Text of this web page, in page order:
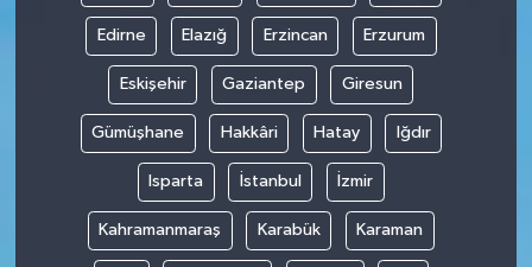
Edirne Elazığ Erzincan Erzurum
Eskişehir Gaziantep Giresun
Gümüşhane Hakkâri Hatay Iğdır
Isparta İstanbul İzmir
Kahramanmaraş Karabük Karaman